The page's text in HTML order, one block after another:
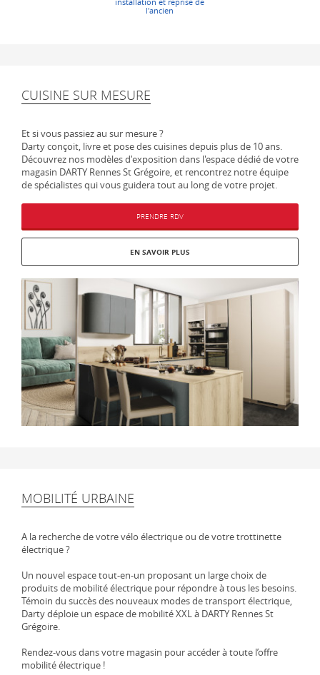
l'ancien
CUISINE SUR MESURE
Et si vous passiez au sur mesure ?
Darty conçoit, livre et pose des cuisines depuis plus de 10 ans.
Découvrez nos modèles d'exposition dans l'espace dédié de votre
magasin DARTY Rennes St Grégoire, et rencontrez notre équipe
de spécialistes qui vous guidera tout au long de votre projet.
PRENDRE RDV
EN SAVOIR PLUS
MOBILITÉ URBAINE
A la recherche de votre vélo électrique ou de votre trottinette
électrique ?
Un nouvel espace tout-en-un proposant un large choix de
produits de mobilité électrique pour répondre à tous les besoins.
Témoin du succès des nouveaux modes de transport électrique,
Darty déploie un espace de mobilité XXL à DARTY Rennes St
Grégoire.
Rendez-vous dans votre magasin pour accéder à toute l’offre
mobilité électrique !